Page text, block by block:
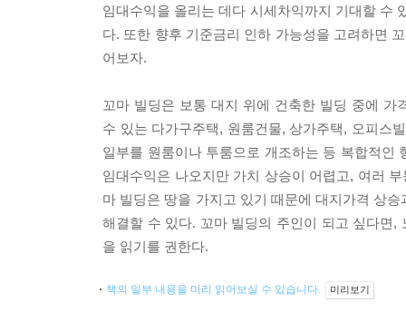
임대수익을 올리는 데다 시세차익까지 기대할 수
다. 또한 향후 기준금리 인하 가능성을 고려하면
어보자.
꼬마 빌딩은 보통 대지 위에 건축한 빌딩 중에 가
수 있는 다가구주택, 원룸건물, 상가주택, 오피스
일부를 원룸이나 투룸으로 개조하는 등 복합적인
임대수익은 나오지만 가치 상승이 어렵고, 여러
마 빌딩은 땅을 가지고 있기 때문에 대지가격 상
해결할 수 있다. 꼬마 빌딩의 주인이 되고 싶다면
을 읽기를 권한다.
책의 일부 내용을 미리 읽어보실 수 있습니다. 미리보기